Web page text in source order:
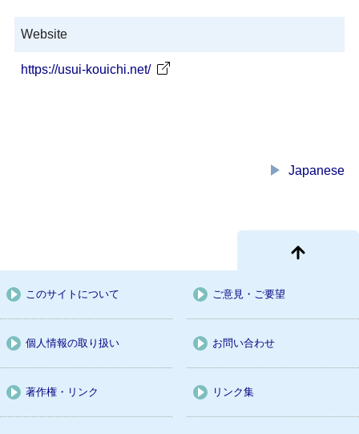
Website
https://usui-kouichi.net/
play_arrow Japanese
このサイトについて ご意見・ご要望
個人情報の取り扱い お問い合わせ
著作権・リンク リンク集